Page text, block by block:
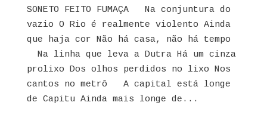
SONETO FEITO FUMAÇA Na conjuntura do
vazio O Rio é realmente violento Ainda
que haja cor Não há casa, não há tempo
Na linha que leva a Dutra Há um cinza
prolixo Dos olhos perdidos no lixo Nos
cantos no metrô A capital está longe
de Capitu Ainda mais longe de...